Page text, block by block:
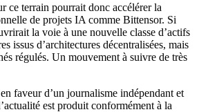
ce terrain pourrait donc accélérer la
de projets IA comme Bittensor. Si
la voie à une nouvelle classe d’actifs
issus d’architectures décentralisées, mais
régulés. Un mouvement à suivre de très
faveur d’un journalisme indépendant et
est produit conformément à la